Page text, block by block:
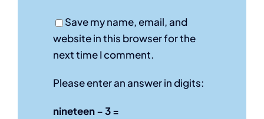
Save my name, email, and
website in this browser for the
next time I comment.
Please enter an answer in digits:
nineteen − 3 =